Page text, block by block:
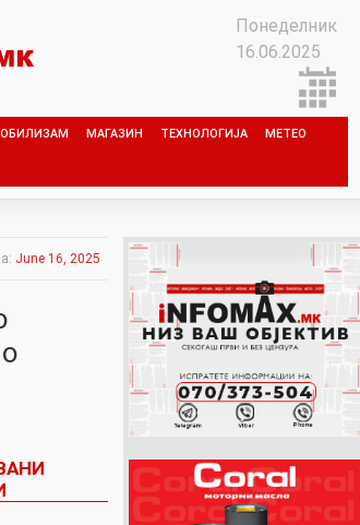
Понеделник
16.06.2025
МАГАЗИН ТЕХНОЛОГИЈА МЕТЕО
June 16, 2025